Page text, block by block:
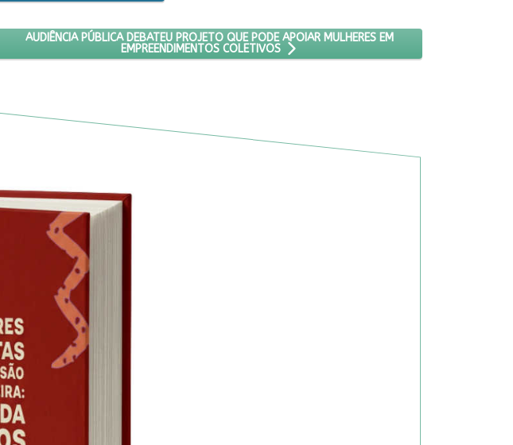
NEGRAS POR REPARAÇÃO E BEM VIVER
PRÓXIMO ARTIGO: AUDIÊNCIA PÚBLICA DEBATEU PROJETO QUE PODE APOIAR MULHERES EM
AUDIÊNCIA PÚBLICA DEBATEU PROJETO QUE PODE APOIAR MULHERES EM
EMPREENDIMENTOS COLETIVOS